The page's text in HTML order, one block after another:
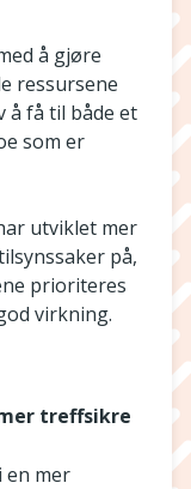
å gjøre
ressursene
å få til både et
som er
utviklet mer
på,
prioriteres
virkning.
treffsikre
en mer